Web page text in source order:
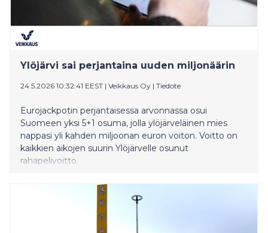
Ylöjärvi sai perjantaina uuden miljonäärin
24.5.2026 10:32:41 EEST | Veikkaus Oy | Tiedote
Eurojackpotin perjantaisessa arvonnassa osui
Suomeen yksi 5+1 osuma, jolla ylöjärveläinen mies
nappasi yli kahden miljoonan euron voiton. Voitto on
kaikkien aikojen suurin Ylöjärvelle osunut
rahapelivoitto.